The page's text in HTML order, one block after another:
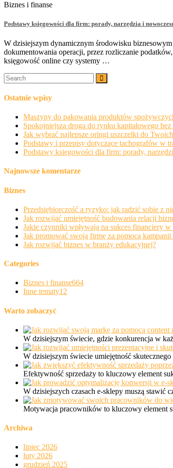
Biznes i finanse
Podstawy księgowości dla firm: porady, narzędzia i
W dzisiejszym dynamicznym środowisku
dokumentowania operacji, przez rozliczanie
księgowość online czy systemy …
Ostatnie wpisy
Maszyny do pakowania produktów
Spokojniejsza droga do rynku kapitałowego
Jak wybrać najlepsze oringi uszczelki do
Podstawy i przepisy dotyczące tachografów w
Podstawy księgowości dla firm: porady,
Najnowsze komentarze
Biznes
Przedsiębiorczość a ryzyko: jak radzić sobie z
Jak rozwijać umiejętność budowania relacji
Jakie czynniki wpływają na sukces financiery
Jak promować swoją firmę za pomocą
Jak rozwijać biznes w branży edukacyjnej?
Categories
Biznes i finanse664
Inne tematy12
Warto zobaczyć
W dzisiejszym świecie, gdzie konkurencja w
W dzisiejszym świecie umiejętność
Efektywność sprzedaży to kluczowy element
W dzisiejszych czasach e-sklepy muszą stawić
Motywacja pracowników to kluczowy element
Archiwa
lipiec 2026
luty 2026
grudzień 2025